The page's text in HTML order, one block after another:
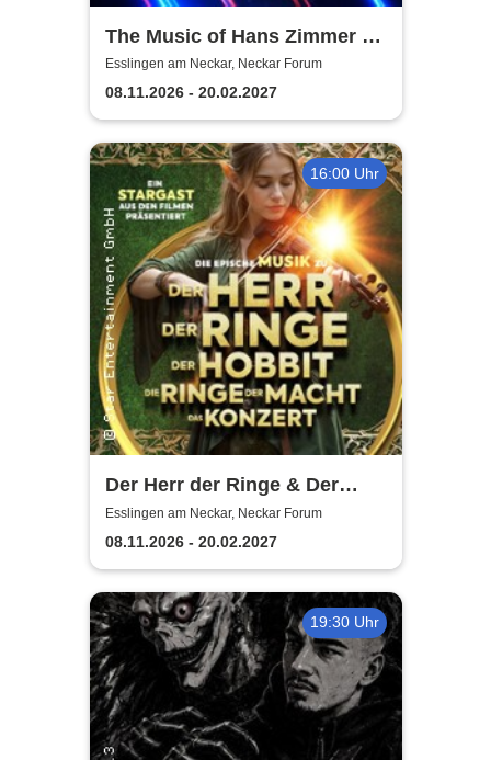
The Music of Hans Zimmer &
Others - A Celebration of Film
Music
Esslingen am Neckar, Neckar Forum
08.11.2026 - 20.02.2027
16:00 Uhr
Der Herr der Ringe & Der
Hobbit
Esslingen am Neckar, Neckar Forum
08.11.2026 - 20.02.2027
19:30 Uhr